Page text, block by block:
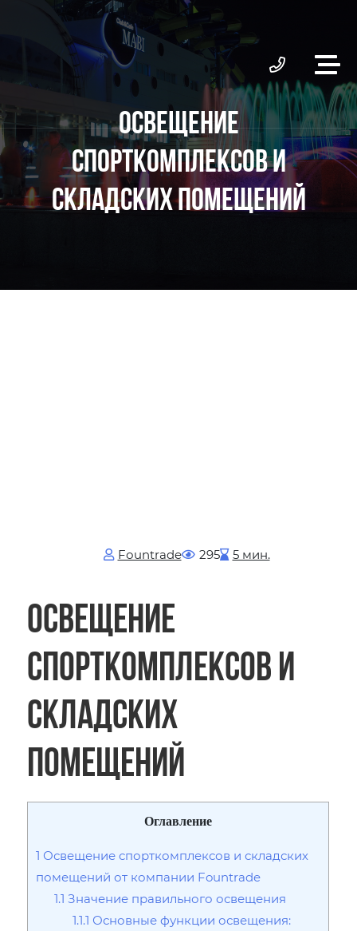
ОСВЕЩЕНИЕ
СПОРТКОМПЛЕКСОВ И
СКЛАДСКИХ ПОМЕЩЕНИЙ
Fоuntrade 295 5 мин.
Освещение
спорткомплексов и
складских
помещений
Оглавление
1 Освещение спорткомплексов и складских
помещений от компании Fountrade
1.1 Значение правильного освещения
1.1.1 Основные функции освещения: